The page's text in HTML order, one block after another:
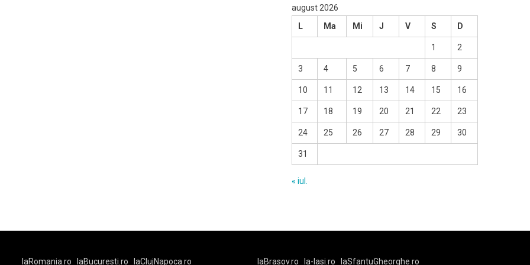
august 2026
L
Ma Mi J V S D
1 2
3 4 5 6 7 8 9
10 11 12 13 14 15 16
17 18 19 20 21 22 23
24 25 26 27 28 29 30
31
« iul.
laRomania.ro laBucuresti.ro laClujNapoca.ro laBrasov.ro la-Iasi.ro laSfantuGheorghe.ro